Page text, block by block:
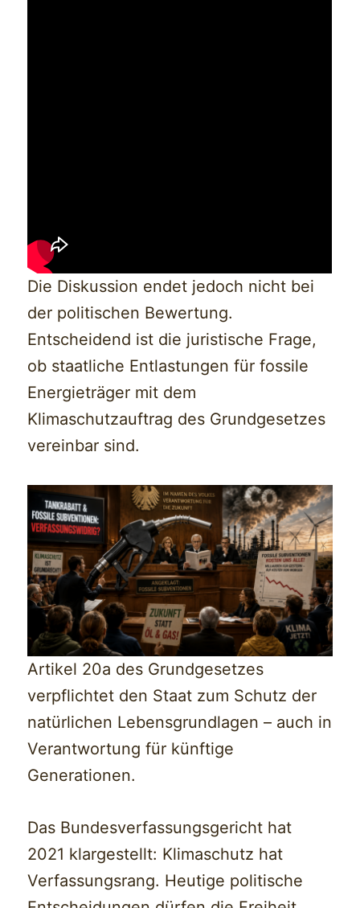
Die Diskussion endet jedoch nicht bei
der politischen Bewertung.
Entscheidend ist die juristische Frage,
ob staatliche Entlastungen für fossile
Energieträger mit dem
Klimaschutzauftrag des Grundgesetzes
vereinbar sind.
Artikel 20a des Grundgesetzes
verpflichtet den Staat zum Schutz der
natürlichen Lebensgrundlagen – auch in
Verantwortung für künftige
Generationen.
Das Bundesverfassungsgericht hat
2021 klargestellt: Klimaschutz hat
Verfassungsrang. Heutige politische